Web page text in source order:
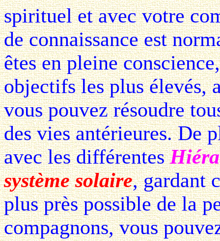
spirituel et avec votre
de connaissance est
êtes en pleine
objectifs les plus élevés,
vous pouvez résoudre
des vies antérieures. De
avec les différentes
système solaire, gardant
plus près possible de la
compagnons, vous